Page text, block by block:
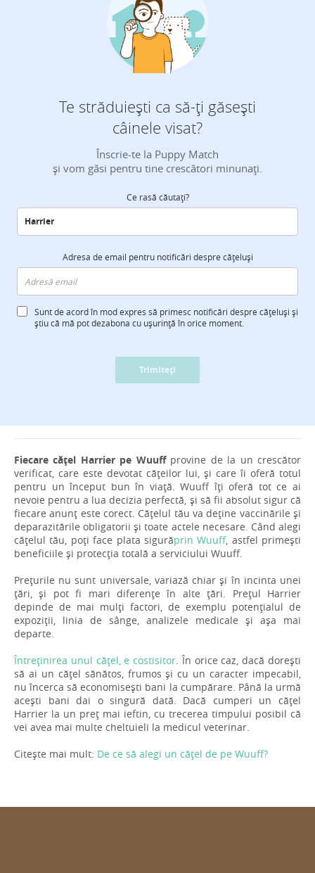
Te străduiești ca să-ți găsești
câinele visat?
Înscrie-te la Puppy Match
și vom găsi pentru tine crescători minunați.
Ce rasă căutați?
Adresa de email pentru notificări despre cățeluși
Sunt de acord în mod expres să primesc notificări despre cățeluși și
știu că mă pot dezabona cu ușurință în orice moment.
Trimiteți
Fiecare cățel Harrier pe Wuuffprovine de la un crescător
verificat, care este devotat cățeilor lui, și care îi oferă totul
pentru un început bun în viață. Wuuff îți oferă tot ce ai
nevoie pentru a lua decizia perfectă, și să fii absolut sigur că
fiecare anunț este corect. Cățelul tău va deține vaccinările și
deparazitările obligatorii și toate actele necesare. Când alegi
cățelul tău, poți face plata sigurăprin Wuuff, astfel primești
beneficiile și protecția totală a serviciului Wuuff.
Prețurile nu sunt universale, variază chiar și în incinta unei
țări, și pot fi mari diferențe în alte țări. Prețul Harrier
depinde de mai mulți factori, de exemplu potențialul de
expoziții, linia de sânge, analizele medicale și așa mai
departe.
Întreținirea unul cățel, e costisitor . În orice caz, dacă dorești
să ai un cățel sănătos, frumos și cu un caracter impecabil,
nu încerca să economisești bani la cumpărare. Până la urmă
acești bani dai o singură dată. Dacă cumperi un cățel
Harrier la un preț mai ieftin, cu trecerea timpului posibil că
vei avea mai multe cheltuieli la medicul veterinar.
Citește mai mult: De ce să alegi un cățel de pe Wuuff?